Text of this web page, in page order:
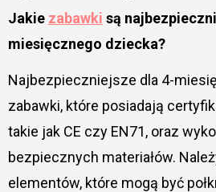
Jakie zabawki są
miesięcznego dziecka?
Najbezpieczniejsze dla 4-
zabawki, które posiadają
takie jak CE czy EN71, oraz
bezpiecznych materiałów.
elementów, które mogą być